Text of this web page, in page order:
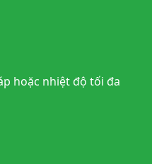
hoặc nhiệt độ tối đa